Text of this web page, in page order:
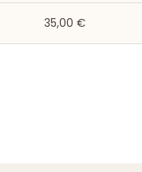
35,00 €